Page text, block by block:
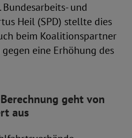
Bundesarbeits- und
Heil (SPD) stellte dies
beim Koalitionspartner
eine Erhöhung des
geht von
aus